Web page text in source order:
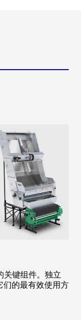
关键组件。独立
们的最有效使用方